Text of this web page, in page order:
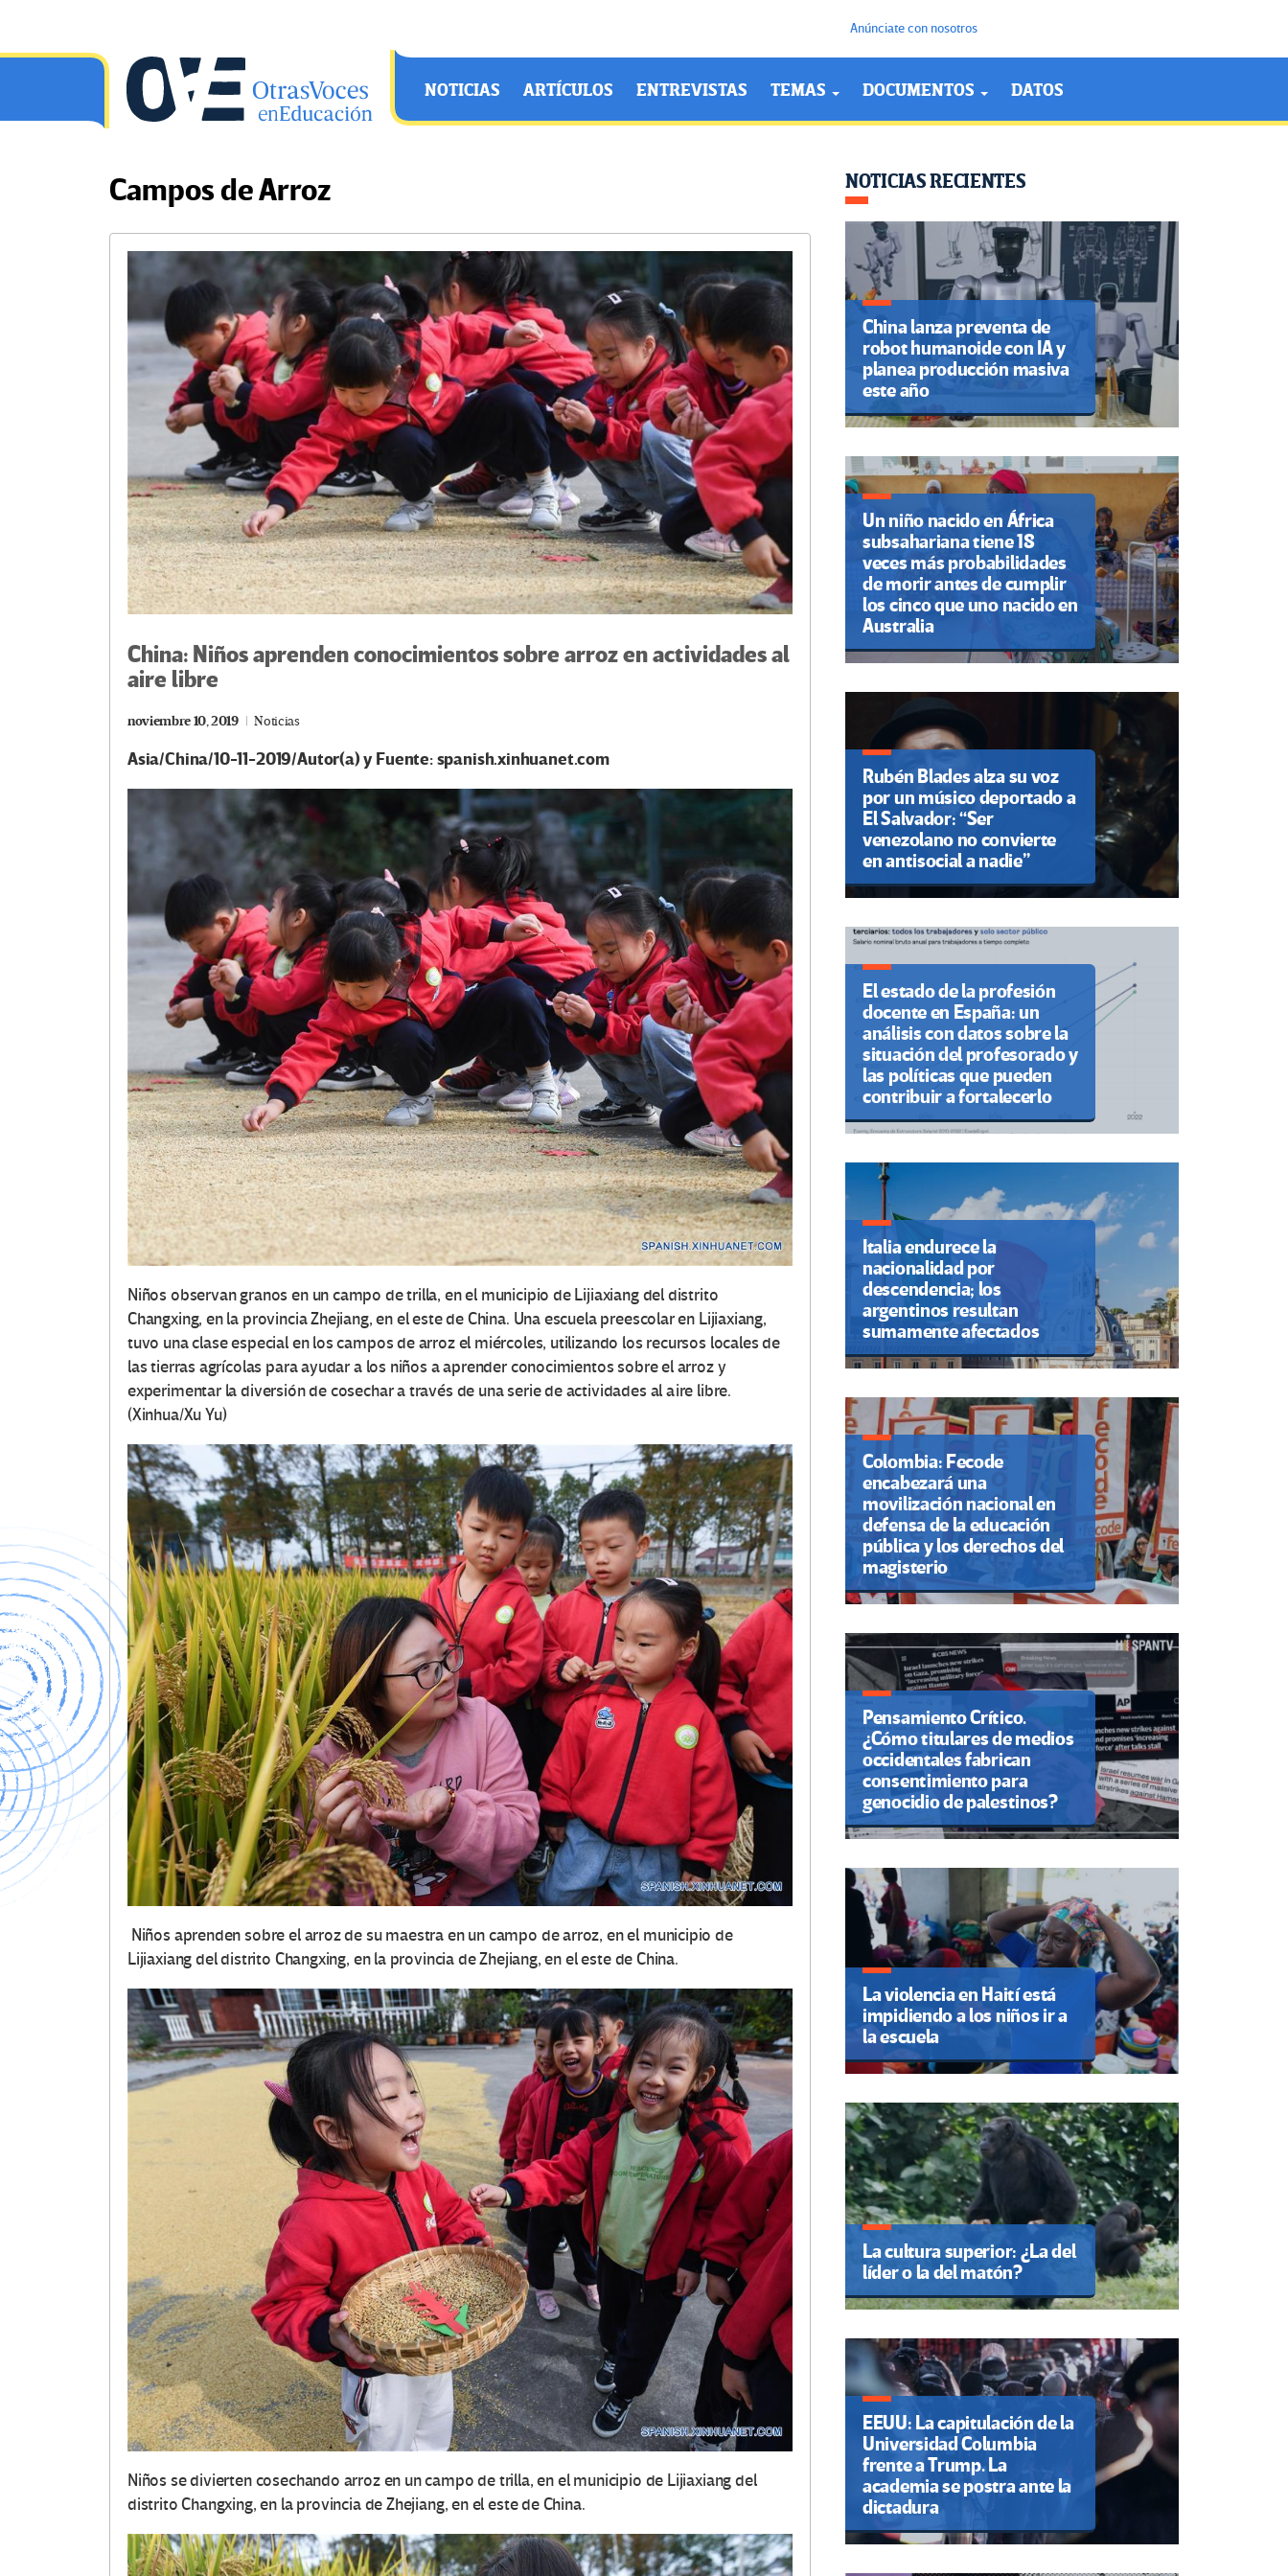
Anúnciate con nosotros
OtrasVocesenEducacion.org
NOTICIAS ARTÍCULOS ENTREVISTAS TEMAS DOCUMENTOS DATOS
Campos de Arroz
China: Niños aprenden conocimientos sobre arroz en actividades al
aire libre
noviembre 10, 2019 Noticias
Asia/China/10-11-2019/Autor(a) y Fuente: spanish.xinhuanet.com
Niños observan granos en un campo de trilla, en el municipio de Lijiaxiang del distrito
Changxing, en la provincia Zhejiang, en el este de China. Una escuela preescolar en Lijiaxiang,
tuvo una clase especial en los campos de arroz el miércoles, utilizando los recursos locales de
las tierras agrícolas para ayudar a los niños a aprender conocimientos sobre el arroz y
experimentar la diversión de cosechar a través de una serie de actividades al aire libre.
(Xinhua/Xu Yu)
Niños aprenden sobre el arroz de su maestra en un campo de arroz, en el municipio de
Lijiaxiang del distrito Changxing, en la provincia de Zhejiang, en el este de China.
Niños se divierten cosechando arroz en un campo de trilla, en el municipio de Lijiaxiang del
distrito Changxing, en la provincia de Zhejiang, en el este de China.
NOTICIAS RECIENTES
China lanza preventa de
robot humanoide con IA y
planea producción masiva
este año
Un niño nacido en África
subsahariana tiene 18
veces más probabilidades
de morir antes de cumplir
los cinco que uno nacido en
Australia
Rubén Blades alza su voz
por un músico deportado a
El Salvador: “Ser
venezolano no convierte
en antisocial a nadie”
El estado de la profesión
docente en España: un
análisis con datos sobre la
situación del profesorado y
las políticas que pueden
contribuir a fortalecerlo
Italia endurece la
nacionalidad por
descendencia; los
argentinos resultan
sumamente afectados
Colombia: Fecode
encabezará una
movilización nacional en
defensa de la educación
pública y los derechos del
magisterio
Pensamiento Crítico.
¿Cómo titulares de medios
occidentales fabrican
consentimiento para
genocidio de palestinos?
La violencia en Haití está
impidiendo a los niños ir a
la escuela
La cultura superior: ¿La del
líder o la del matón?
EEUU: La capitulación de la
Universidad Columbia
frente a Trump. La
academia se postra ante la
dictadura